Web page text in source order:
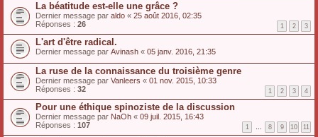
La béatitude est-elle une grâce ?
Dernier message par aldo « 25 août 2016, 02:35
Réponses : 26 1 2 3
L'art d'être radical.
Dernier message par Avinash « 05 janv. 2016, 21:35
La ruse de la connaissance du troisième genre
Dernier message par Vanleers « 01 nov. 2015, 10:33
Réponses : 32 1 2 3 4
Pour une éthique spinoziste de la discussion
Dernier message par NaOh « 09 juil. 2015, 16:43
Réponses : 107 1 … 8 9 10 11